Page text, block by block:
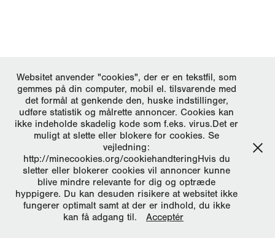
Websitet anvender "cookies", der er en tekstfil, som
gemmes på din computer, mobil el. tilsvarende med
det formål at genkende den, huske indstillinger,
udføre statistik og målrette annoncer. Cookies kan
ikke indeholde skadelig kode som f.eks. virus.Det er
muligt at slette eller blokere for cookies. Se
vejledning:
http://minecookies.org/cookiehandteringHvis du
sletter eller blokerer cookies vil annoncer kunne
blive mindre relevante for dig og optræde
hyppigere. Du kan desuden risikere at websitet ikke
fungerer optimalt samt at der er indhold, du ikke
kan få adgang til.
Acceptér